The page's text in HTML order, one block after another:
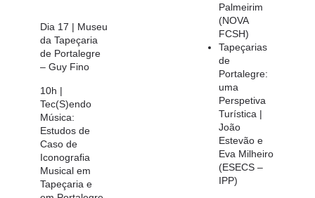
Dia 17 | Museu
da Tapeçaria
de Portalegre
– Guy Fino
10h |
Tec(S)endo
Música:
Estudos de
Caso de
Iconografia
Musical em
Tapeçaria e
Palmeirim
(NOVA
FCSH)
Tapeçarias
de
Portalegre:
uma
Perspetiva
Turística |
João
Estevão e
Eva Milheiro
(ESECS –
IPP)